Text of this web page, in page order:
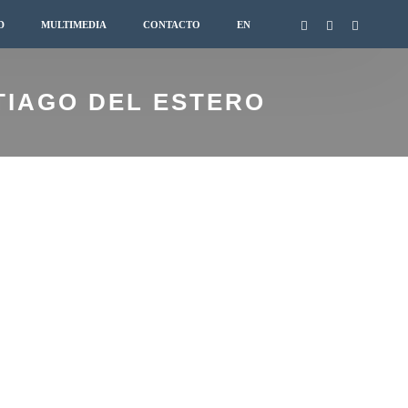
MULTIMEDIA CONTACTO EN
DEL ESTERO